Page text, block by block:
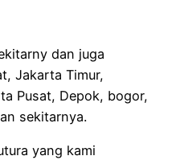
dan juga
Jakarta Timur,
Pusat, Depok, bogor,
sekitarnya.
yang kami